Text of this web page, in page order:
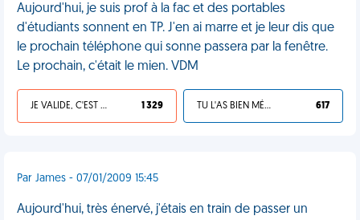
Aujourd'hui, je suis prof à la fac et des portables
d'étudiants sonnent en TP. J'en ai marre et je leur dis que
le prochain téléphone qui sonne passera par la fenêtre.
Le prochain, c'était le mien. VDM
JE VALIDE, C'EST UNE VDM 1 329 TU L'AS BIEN MÉRITÉ 617
Par James - 07/01/2009 15:45
Aujourd'hui, très énervé, j'étais en train de passer un